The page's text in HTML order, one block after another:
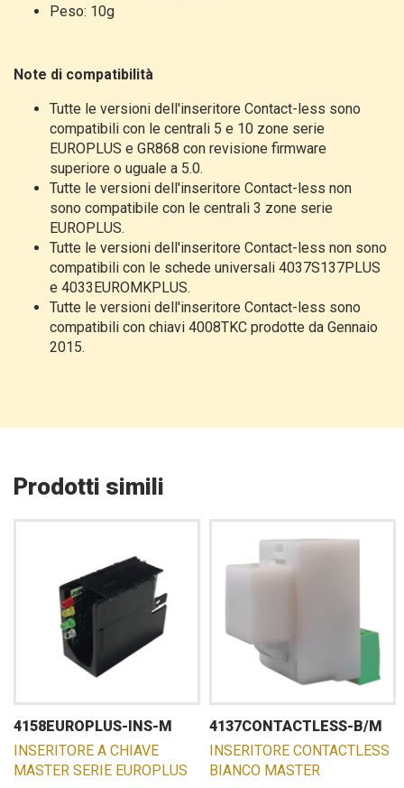
Peso: 10g
Note di compatibilità
Tutte le versioni dell'inseritore Contact-less sono
compatibili con le centrali 5 e 10 zone serie
EUROPLUS e GR868 con revisione firmware
superiore o uguale a 5.0.
Tutte le versioni dell'inseritore Contact-less non
sono compatibile con le centrali 3 zone serie
EUROPLUS.
Tutte le versioni dell'inseritore Contact-less non sono
compatibili con le schede universali 4037S137PLUS
e 4033EUROMKPLUS.
Tutte le versioni dell'inseritore Contact-less sono
compatibili con chiavi 4008TKC prodotte da Gennaio
2015.
Prodotti simili
4158EUROPLUS-INS-M
INSERITORE A CHIAVE
MASTER SERIE EUROPLUS
4137CONTACTLESS-B/M
INSERITORE CONTACTLESS
BIANCO MASTER